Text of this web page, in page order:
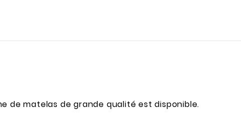
de matelas de grande qualité est disponible.